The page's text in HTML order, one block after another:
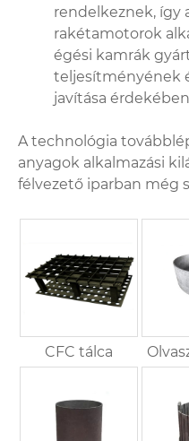
rendelkeznek, így
rakétamotorok
égési kamrák
teljesítményének
javítása
A technológia
anyagok alkalmazási
félvezető iparban még
CFC tálca